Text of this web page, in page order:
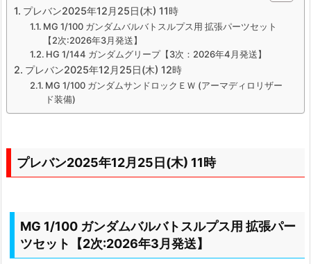
プレバン2025年12月25日(木) 11時
MG 1/100 ガンダムバルバトスルプス用 拡張パーツセット
【2次:2026年3月発送】
HG 1/144 ガンダムグリープ【3次：2026年4月発送】
プレバン2025年12月25日(木) 12時
MG 1/100 ガンダムサンドロックＥＷ (アーマディロリザー
ド装備)
プレバン2025年12月25日(木) 11時
MG 1/100 ガンダムバルバトスルプス用 拡張パー
ツセット【2次:2026年3月発送】